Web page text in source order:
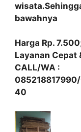
bawahnya
Harga Rp.
Layanan Cepat
CALL/WA :
40